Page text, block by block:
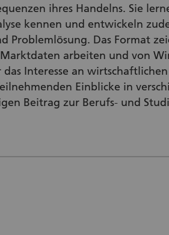
ihres Handelns. Sie
kennen und entwickeln
Problemlösung. Das Format
arbeiten und von
Interesse an
Einblicke in
Beitrag zur Berufs- und